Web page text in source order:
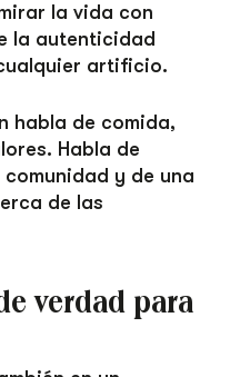
la vida con
la autenticidad
artificio.
habla de comida,
Habla de
y de una
de las
verdad para